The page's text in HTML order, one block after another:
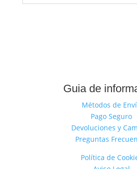
Guia de
Métodos de
Pago Seguro
Devoluciones y
Preguntas
Política de